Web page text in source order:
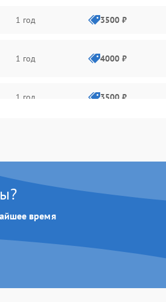
1 год 3500 ₽
1 год 4000 ₽
1 год 3500 ₽
время